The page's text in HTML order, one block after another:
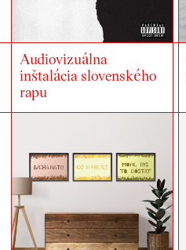
Audiovizuálna
inštalácia slovenského
rapu